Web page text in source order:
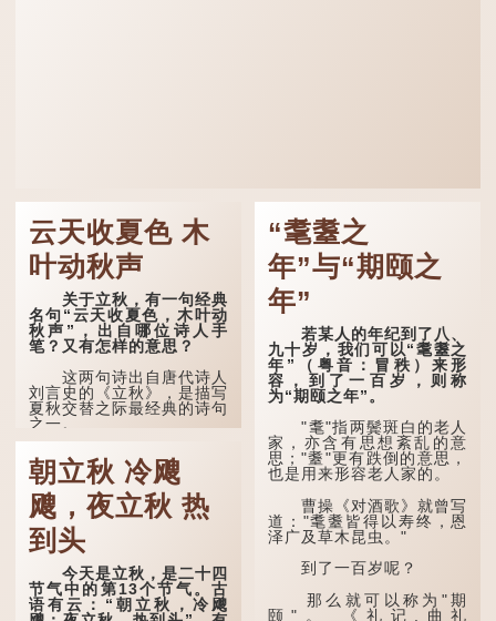
云天收夏色 木
叶动秋声
关于立秋，有一句经典
名句“云天收夏色，木叶动
秋声”，出自哪位诗人手
笔？又有怎样的意思？
这两句诗出自唐代诗人
刘言史的《立秋》，是描写
夏秋交替之际最经典的诗句
之一。
《立秋》全诗如下：
兹晨戒流火，商飙早已
惊。 云天收夏色，木
叶动秋声。
诗的前两句写的是：这
一天早安，天上的“流
火”（指大火星，象征暑
气）开始消退，凉爽的秋风
（商飙，即西风）已经悄然
朝立秋 冷飕
飕，夜立秋 热
到头
今天是立秋，是二十四
节气中的第13个节气。古
语有云：“朝立秋，冷飕
“耄耋之
年”与“期颐之
年”
若某人的年纪到了八、
九十岁，我们可以“耄耋之
年”（粤音：冒秩）来形
容，到了一百岁，则称
为“期颐之年”。
"耄"指两鬓斑白的老人
家，亦含有思想紊乱的意
思；"耋"更有跌倒的意思，
也是用来形容老人家的。
曹操《对酒歌》就曾写
道："耄耋皆得以寿终，恩
泽广及草木昆虫。"
到了一百岁呢？
那么就可以称为"期
颐"。 《礼记.曲礼